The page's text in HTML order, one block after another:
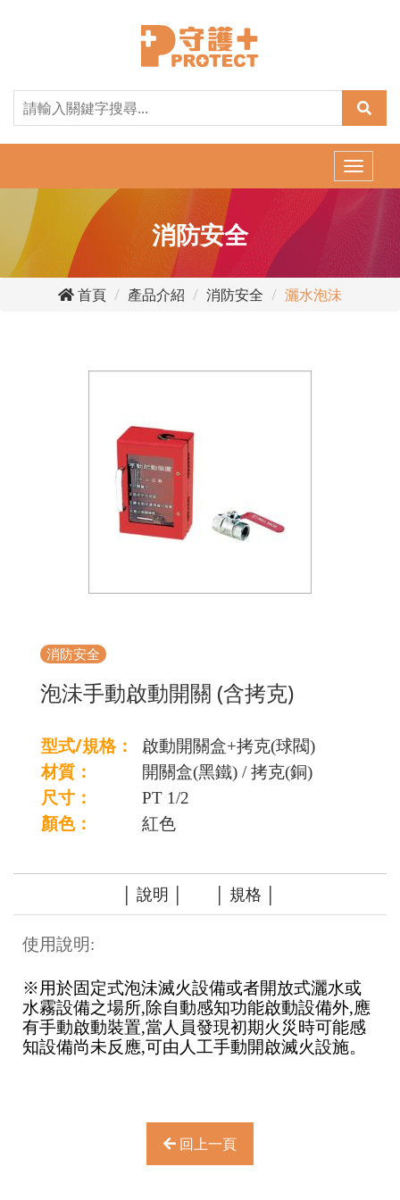
Toggle
消防安全
首頁 產品介紹 消防安全 灑水泡沬
消防安全
泡沬手動啟動開關 (含拷克)
型式/規格： 啟動開關盒+拷克(球閥)
材質： 開關盒(黑鐵) / 拷克(銅)
尺寸： PT 1/2
顏色： 紅色
│ 說明 │ │ 規格 │
使用說明:
※用於固定式泡沬滅火設備或者開放式灑水或
水霧設備之場所,除自動感知功能啟動設備外,應
有手動啟動裝置,當人員發現初期火災時可能感
知設備尚未反應,可由人工手動開啟滅火設施。
回上一頁